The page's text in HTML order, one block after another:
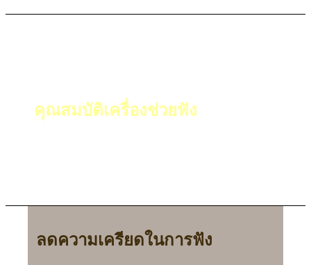
คุณสมบัติเครื่องช่วยฟัง
ลดความเครียดในการฟัง